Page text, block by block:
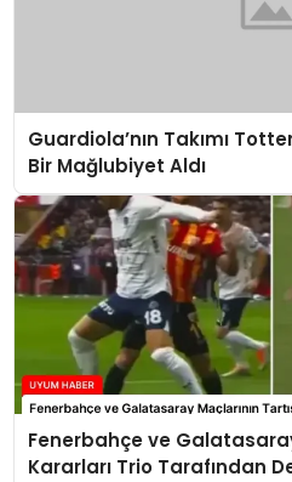
Guardiola’nın Takımı
Bir Mağlubiyet Aldı
Fenerbahçe ve
Kararları Trio Tarafından